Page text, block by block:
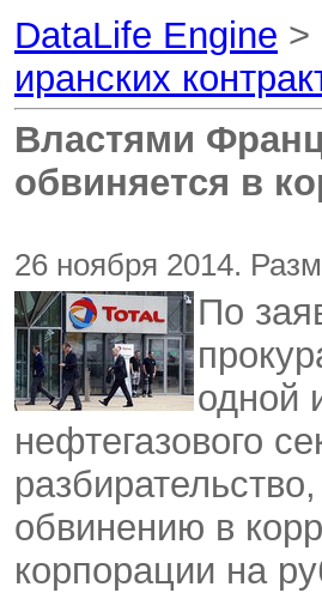
DataLife Engine >
иранских
Властями
обвиняется в
26 ноября 2014.
По
одной
нефтегазового
обвинению в
корпорации на